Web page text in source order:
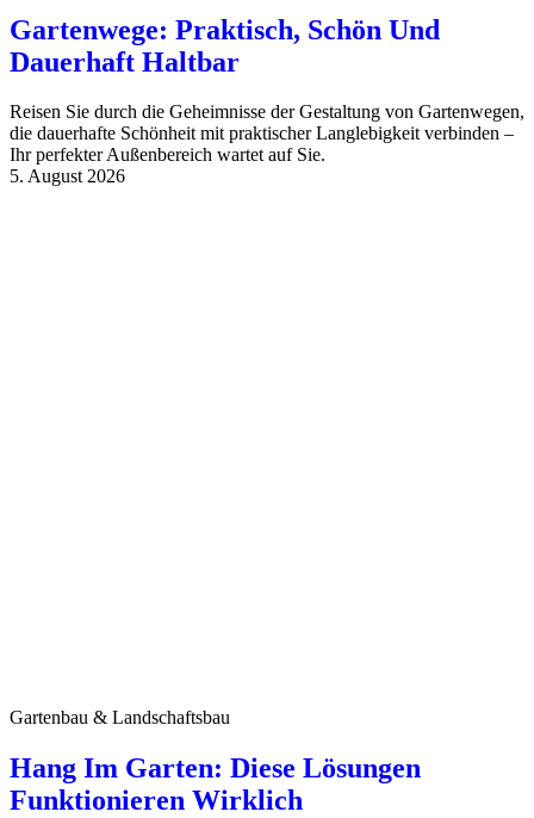
Gartenwege: Praktisch, Schön Und
Dauerhaft Haltbar
Reisen Sie durch die Geheimnisse der Gestaltung von Gartenwegen,
die dauerhafte Schönheit mit praktischer Langlebigkeit verbinden –
Ihr perfekter Außenbereich wartet auf Sie.
5. August 2026
Gartenbau & Landschaftsbau
Hang Im Garten: Diese Lösungen
Funktionieren Wirklich